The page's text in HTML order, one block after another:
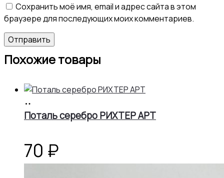
Сохранить моё имя, email и адрес сайта в этом
браузере для последующих моих комментариев.
Похожие товары
корзину
Поталь серебро РИХТЕР АРТ
70 ₽